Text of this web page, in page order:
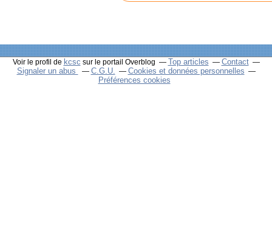
Voir le profil de kcsc sur le portail Overblog Top articles
Contact
Signaler un abus
C.G.U.
Cookies et données personnelles
Préférences cookies